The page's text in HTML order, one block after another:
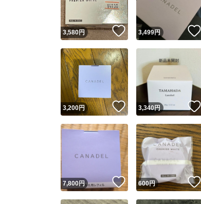
3,580円 いいね！
3,499円
3,200円 いいね！
3,340円
7,800円 いいね！
600円